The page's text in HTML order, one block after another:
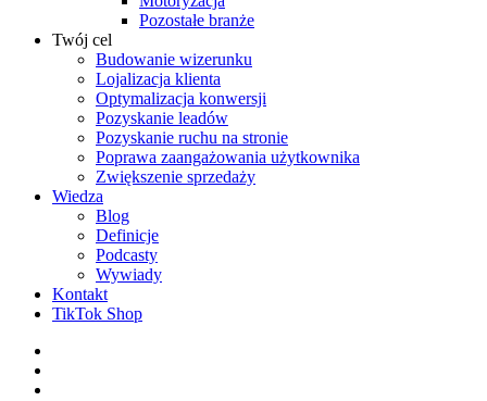
Pozostałe branże
Twój cel
Budowanie wizerunku
Lojalizacja klienta
Optymalizacja konwersji
Pozyskanie leadów
Pozyskanie ruchu na stronie
Poprawa zaangażowania użytkownika
Zwiększenie sprzedaży
Wiedza
Blog
Definicje
Podcasty
Wywiady
Kontakt
TikTok Shop